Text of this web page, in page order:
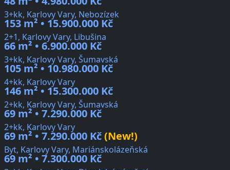
3+kk, Karlovy Vary, Nebozízek
153 m² • 15.900.000 Kč
2+1, Karlovy Vary, Libušina
66 m² • 6.900.000 Kč
3+kk, Karlovy Vary, Šumavská
105 m² • 10.980.000 Kč
4+kk, Karlovy Vary
146 m² • 15.300.000 Kč
2+kk, Karlovy Vary, Šumavská
69 m² • 7.290.000 Kč
2+kk, Karlovy Vary
69 m² • 7.290.000 Kč(New!)
Byt, Karlovy Vary, Mariánskolázeňská
69 m² • 7.300.000 Kč